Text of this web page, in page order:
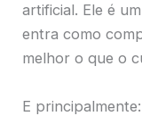
artificial. Ele é
entra como
melhor o que o
E